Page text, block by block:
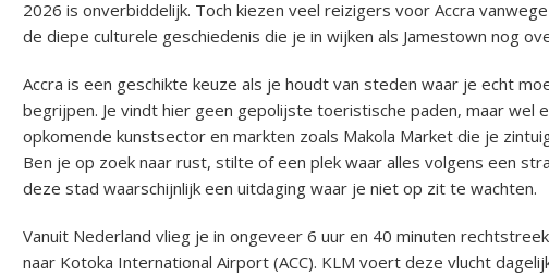
2026 is onverbiddelijk. Toch kiezen veel reizigers voor Accra
de diepe culturele geschiedenis die je in wijken als Jamestown nog
Accra is een geschikte keuze als je houdt van steden waar je echt
begrijpen. Je vindt hier geen gepolijste toeristische paden, maar wel
opkomende kunstsector en markten zoals Makola Market die je
Ben je op zoek naar rust, stilte of een plek waar alles volgens een
deze stad waarschijnlijk een uitdaging waar je niet op zit te wachten.
Vanuit Nederland vlieg je in ongeveer 6 uur en 40 minuten
naar Kotoka International Airport (ACC). KLM voert deze vlucht